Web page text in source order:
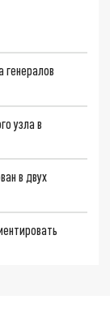
узла в
в двух